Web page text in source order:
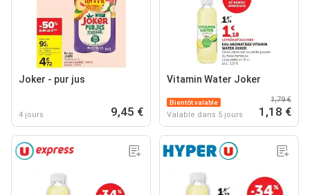
Joker - pur jus
4 jours 9,45 €
Vitamin Water Joker
Bientôt valable
Valable dans 5 jours
1,79 €
1,18 €